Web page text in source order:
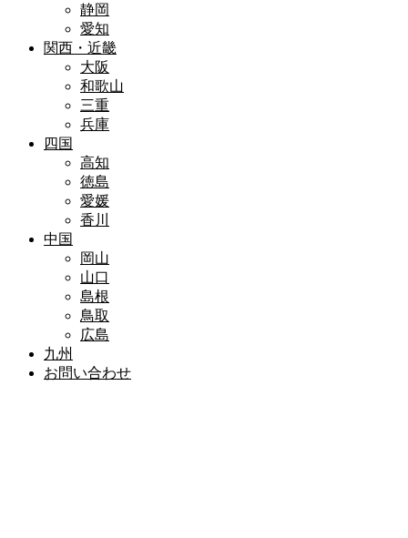
静岡
愛知
関西・近畿
大阪
和歌山
三重
兵庫
四国
高知
徳島
愛媛
香川
中国
岡山
山口
島根
鳥取
広島
九州
お問い合わせ